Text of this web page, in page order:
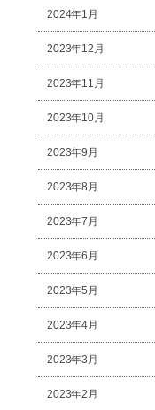
2024年1月
2023年12月
2023年11月
2023年10月
2023年9月
2023年8月
2023年7月
2023年6月
2023年5月
2023年4月
2023年3月
2023年2月